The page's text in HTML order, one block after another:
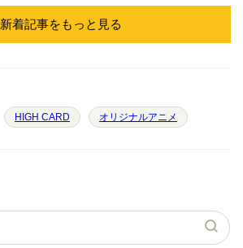
新着記事をもっと見る
HIGH CARD オリジナルアニメ